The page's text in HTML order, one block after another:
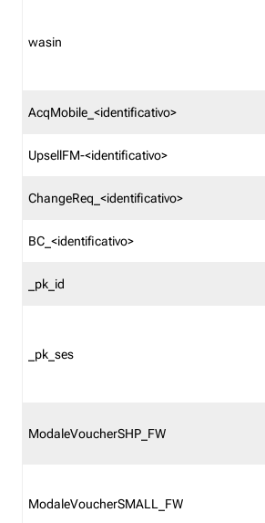
wasin
AcqMobile_<identificativo>
UpsellFM-<identificativo>
ChangeReq_<identificativo>
BC_<identificativo>
_pk_id
_pk_ses
ModaleVoucherSHP_FW
ModaleVoucherSMALL_FW